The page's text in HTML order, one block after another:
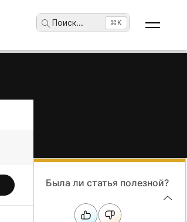
Поиск... ⌘K
Была ли статья полезной?